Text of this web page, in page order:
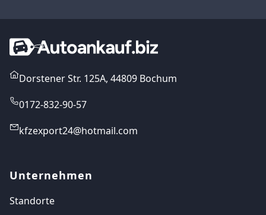
Dorstener Str. 125A, 44809 Bochum
0172-832-90-57
kfzexport24@hotmail.com
Unternehmen
Standorte